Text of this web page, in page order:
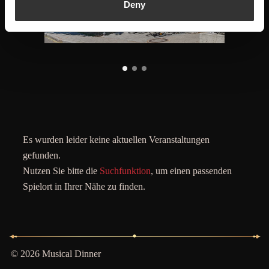
Deny
Es wurden leider keine aktuellen Veranstaltungen
gefunden.
Nutzen Sie bitte die Suchfunktion, um einen passenden
Spielort in Ihrer Nähe zu finden.
© 2026 Musical Dinner